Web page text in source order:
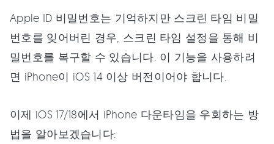
Apple ID 비밀번호는 기억하지만 스크린 타임 비밀
번호를 잊어버린 경우, 스크린 타임 설정을 통해 비
밀번호를 복구할 수 있습니다. 이 기능을 사용하려
면 iPhone이 iOS 14 이상 버전이어야 합니다.
이제 iOS 17/18에서 iPhone 다운타임을 우회하는 방
법을 알아보겠습니다: